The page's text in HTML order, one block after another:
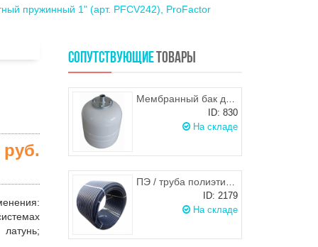
пружинный 1" (арт. PFCV242), ProFactor
руб.
:
СОПУТСТВУЮЩИЕТОВАРЫ
Мембранный бак для ГВС и гелиосистем Wester WDV35
ID: 830
На складе
ПЭ / труба полиэтиленовая питьевая d.40х2,0 черная с синей полосой, РБ
ID: 2179
На складе